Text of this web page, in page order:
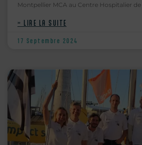
Montpellier MCA au Centre Hospitalier de
» LIRE LA SUITE
17 Septembre 2024